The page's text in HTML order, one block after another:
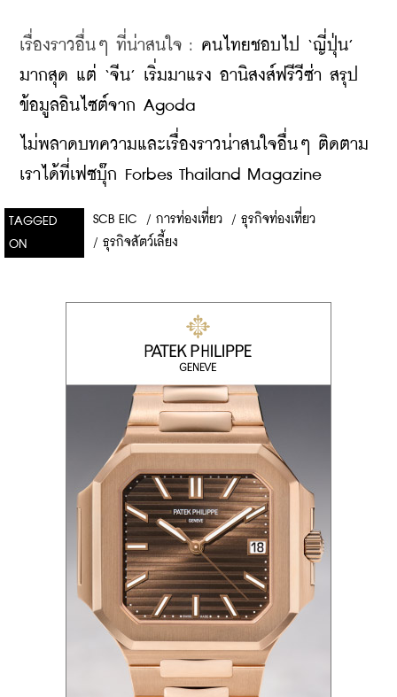
เรื่องราวอื่นๆ ที่น่าสนใจ : คนไทยชอบไป ‘ญี่ปุ่น’
มากสุด แต่ ‘จีน’ เริ่มมาแรง อานิสงส์ฟรีวีซ่า สรุป
ข้อมูลอินไซต์จาก Agoda
ไม่พลาดบทความและเรื่องราวน่าสนใจอื่นๆ ติดตาม
เราได้ที่เฟซบุ๊ก Forbes Thailand Magazine
TAGGED
ON
SCB EIC / การท่องเที่ยว / ธุรกิจท่องเที่ยว
/ ธุรกิจสัตว์เลี้ยง